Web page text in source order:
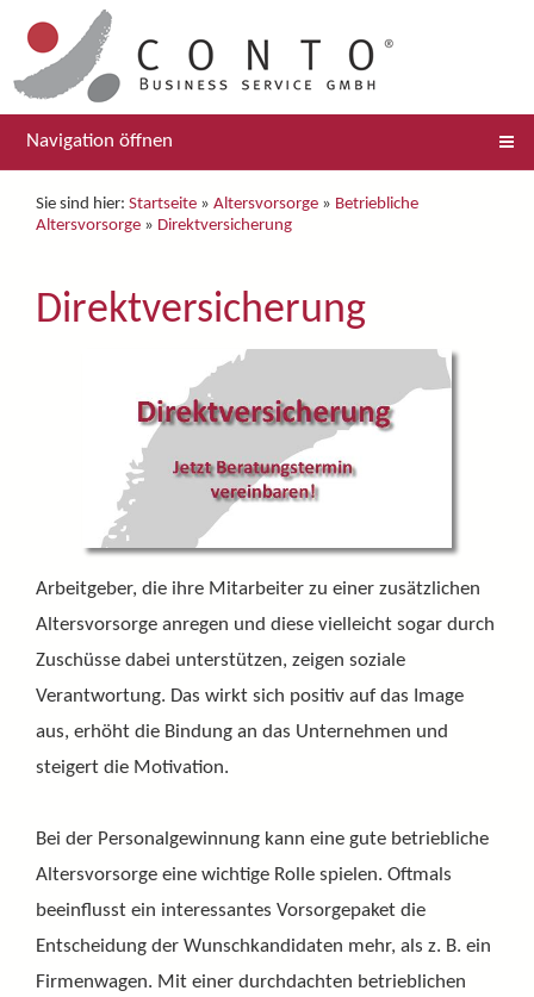
Navigation öffnen
Sie sind hier: Startseite » Altersvorsorge » Betriebliche
Altersvorsorge » Direktversicherung
Direktversicherung
Arbeitgeber, die ihre Mitarbeiter zu einer zusätzlichen
Altersvorsorge anregen und diese vielleicht sogar durch
Zuschüsse dabei unterstützen, zeigen soziale
Verantwortung. Das wirkt sich positiv auf das Image
aus, erhöht die Bindung an das Unternehmen und
steigert die Motivation.
Bei der Personalgewinnung kann eine gute betriebliche
Altersvorsorge eine wichtige Rolle spielen. Oftmals
beeinflusst ein interessantes Vorsorgepaket die
Entscheidung der Wunschkandidaten mehr, als z. B. ein
Firmenwagen. Mit einer durchdachten betrieblichen